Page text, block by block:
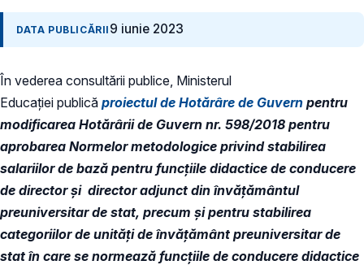
DATA PUBLICĂRII 9 iunie 2023
În vederea consultării publice, Ministerul
Educaţiei publică proiectul de Hotărâre de Guvern pentru
modificarea Hotărârii de Guvern nr. 598/2018 pentru
aprobarea Normelor metodologice privind stabilirea
salariilor de bază pentru funcțiile didactice de conducere
de director și director adjunct din învățământul
preuniversitar de stat, precum și pentru stabilirea
categoriilor de unități de învățământ preuniversitar de
stat în care se normează funcțiile de conducere didactice